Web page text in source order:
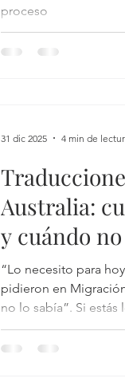
proceso
Australia:
y cuándo no
“Lo necesito para
pidieron en
no lo sabía”. Si estás leyendo esto, probablemente el
reloj esté corriendo
verdad, sin rodeos:
31 dic 2025 4 min de